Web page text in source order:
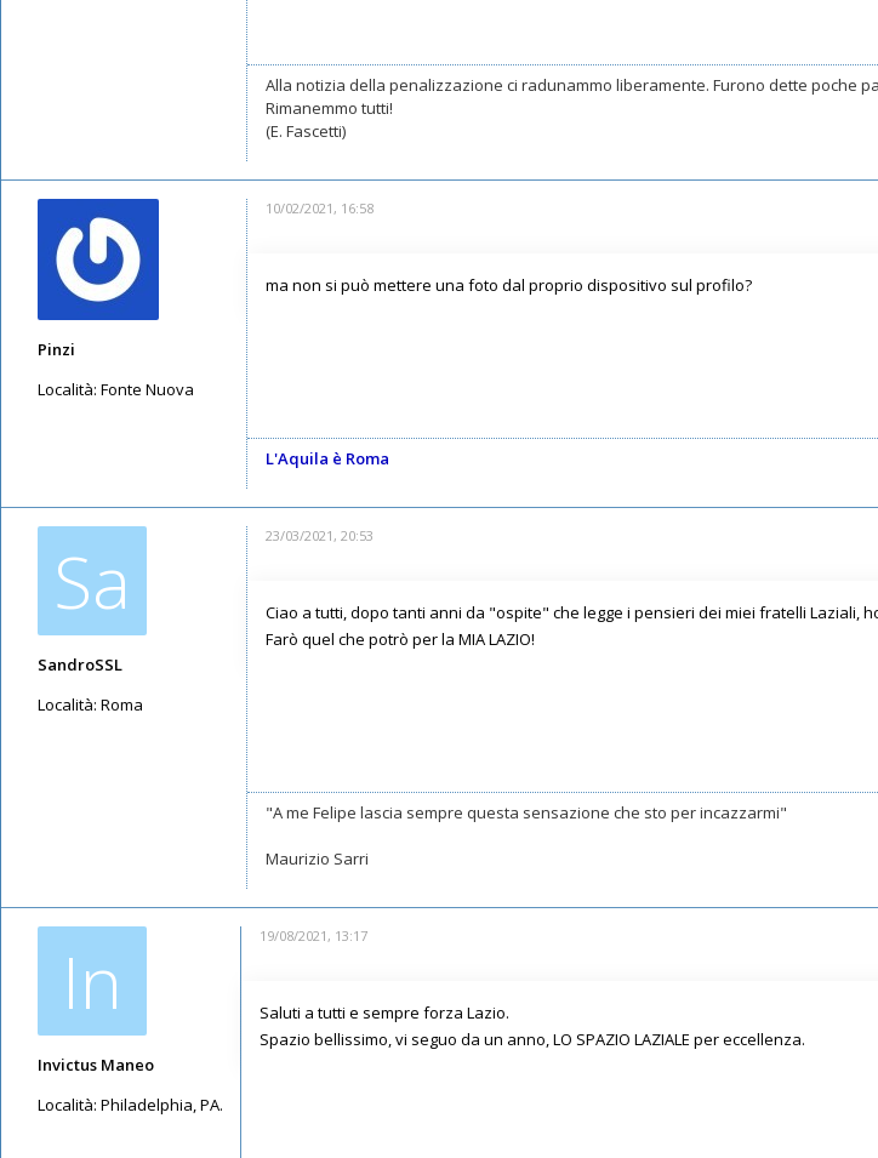
Alla notizia della penalizzazione ci radunammo liberamente. Furono dette poche
Rimanemmo tutti!
(E. Fascetti)
Pinzi
Località: Fonte Nuova
10/02/2021, 16:58
ma non si può mettere una foto dal proprio dispositivo sul profilo?
L'Aquila è Roma
Sa
SandroSSL
Località: Roma
23/03/2021, 20:53
Ciao a tutti, dopo tanti anni da "ospite" che legge i pensieri dei miei fratelli Laziali,
Farò quel che potrò per la MIA LAZIO!
"A me Felipe lascia sempre questa sensazione che sto per incazzarmi"
Maurizio Sarri
In
Invictus Maneo
Località: Philadelphia, PA.
19/08/2021, 13:17
Saluti a tutti e sempre forza Lazio.
Spazio bellissimo, vi seguo da un anno, LO SPAZIO LAZIALE per eccellenza.